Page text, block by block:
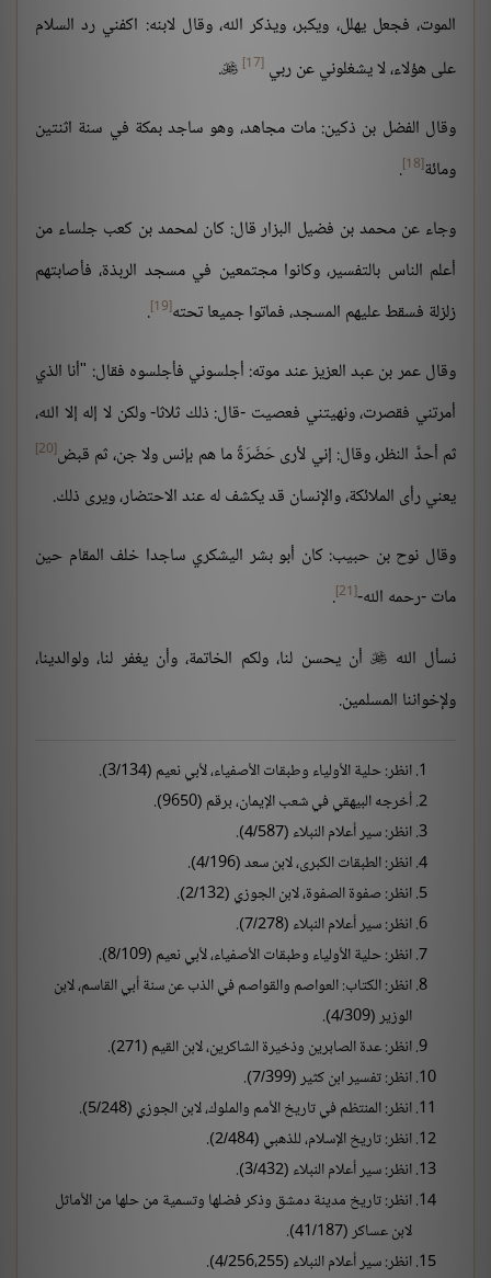
الموت، فجعل يهلل، ويكبر، ويذكر الله، وقال لابنه: اكفني رد السلام
على هؤلاء، لا يشغلوني عن ربي
 [17]
.
وقال الفضل بن ذكين: مات مجاهد، وهو ساجد بمكة في سنة اثنتين
ومائة[18]
.
وجاء عن محمد بن فضيل البزار قال: كان لمحمد بن كعب جلساء من
أعلم الناس بالتفسير، وكانوا مجتمعين في مسجد الربذة، فأصابتهم
زلزلة فسقط عليهم المسجد، فماتوا جميعا تحته[19]
.
وقال عمر بن عبد العزيز عند موته: أجلسوني فأجلسوه فقال: "أنا الذي
أمرتني فقصرت، ونهيتني فعصيت -قال: ذلك ثلاثا- ولكن لا إله إلا الله،
ثم أحدَّ النظر، وقال: إني لأرى حَضَرَةً ما هم بإنس ولا جن، ثم قبض[20]
يعني رأى الملائكة، والإنسان قد يكشف له عند الاحتضار، ويرى ذلك.
وقال نوح بن حبيب: كان أبو بشر اليشكري ساجدا خلف المقام حين
مات -رحمه الله-[21]
.
نسأل الله أن يحسن لنا، ولكم الخاتمة، وأن يغفر لنا، ولوالدينا،
ولإخواننا المسلمين.
انظر: حلية الأولياء وطبقات الأصفياء، لأبي نعيم (3/134).
أخرجه البيهقي في شعب الإيمان، برقم (9650).
انظر: سير أعلام النبلاء (4/587).
انظر: الطبقات الكبرى، لابن سعد (4/196).
انظر: صفوة الصفوة، لابن الجوزي (2/132).
انظر: سير أعلام النبلاء (7/278).
انظر: حلية الأولياء وطبقات الأصفياء، لأبي نعيم (8/109).
انظر: الكتاب: العواصم والقواصم في الذب عن سنة أبي القاسم، لابن
الوزير (4/309).
انظر: عدة الصابرين وذخيرة الشاكرين، لابن القيم (271).
انظر: تفسير ابن كثير (7/399).
انظر: المنتظم في تاريخ الأمم والملوك، لابن الجوزي (5/248).
انظر: تاريخ الإسلام، للذهبي (2/484).
انظر: سير أعلام النبلاء (3/432).
انظر: تاريخ مدينة دمشق وذكر فضلها وتسمية من حلها من الأماثل
لابن عساكر (41/187).
انظر: سير أعلام النبلاء (4/256،255).